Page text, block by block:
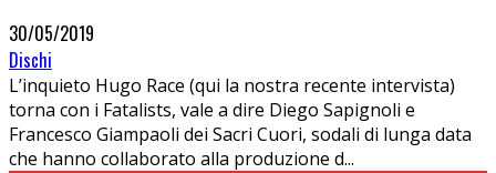
30/05/2019
Dischi
L’inquieto Hugo Race (qui la nostra recente intervista)
torna con i Fatalists, vale a dire Diego Sapignoli e
Francesco Giampaoli dei Sacri Cuori, sodali di lunga data
che hanno collaborato alla produzione d...